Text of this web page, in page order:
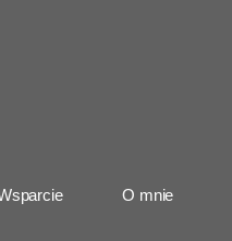
O mnie